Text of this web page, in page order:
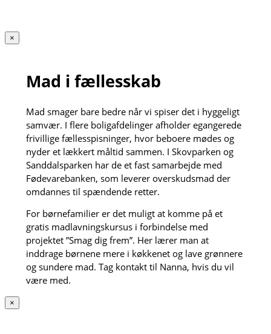
×
Mad i fællesskab
Mad smager bare bedre når vi spiser det i hyggeligt
samvær. I flere boligafdelinger afholder egangerede
frivillige fællesspisninger, hvor beboere mødes og
nyder et lækkert måltid sammen. I Skovparken og
Sanddalsparken har de et fast samarbejde med
Fødevarebanken, som leverer overskudsmad der
omdannes til spændende retter.
For børnefamilier er det muligt at komme på et
gratis madlavningskursus i forbindelse med
projektet ”Smag dig frem”. Her lærer man at
inddrage børnene mere i køkkenet og lave grønnere
og sundere mad. Tag kontakt til Nanna, hvis du vil
være med.
×